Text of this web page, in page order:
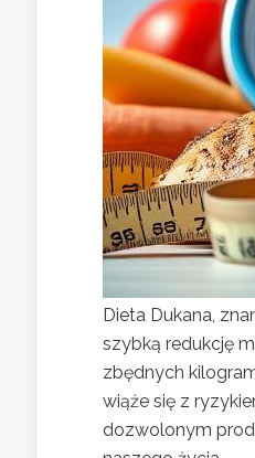
Dieta Dukana,
szybką redukcję
zbędnych
wiąże się z
dozwolonym